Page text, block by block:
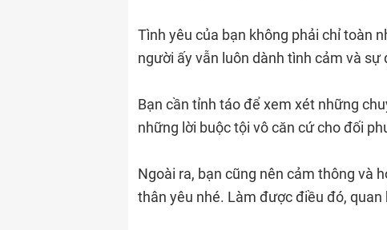
Tình yêu của bạn không phải chỉ toàn
người ấy vẫn luôn dành tình cảm và
Bạn cần tỉnh táo để xem xét những
những lời buộc tội vô căn cứ cho đối
Ngoài ra, bạn cũng nên cảm thông và
thân yêu nhé. Làm được điều đó,